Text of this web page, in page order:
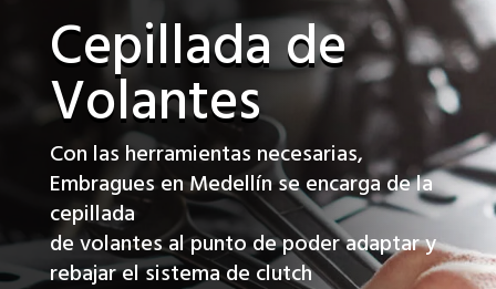
Cepillada de
Volantes
Con las herramientas necesarias,
Embragues en Medellín se encarga de la
cepillada
de volantes al punto de poder adaptar y
rebajar el sistema de clutch